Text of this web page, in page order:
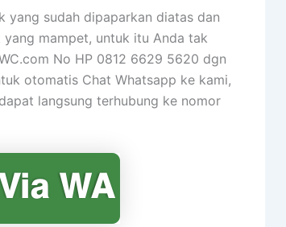
yang sudah dipaparkan diatas dan
mampet, untuk itu Anda tak
No HP 0812 6629 5620 dgn
otomatis Chat Whatsapp ke kami,
langsung terhubung ke nomor